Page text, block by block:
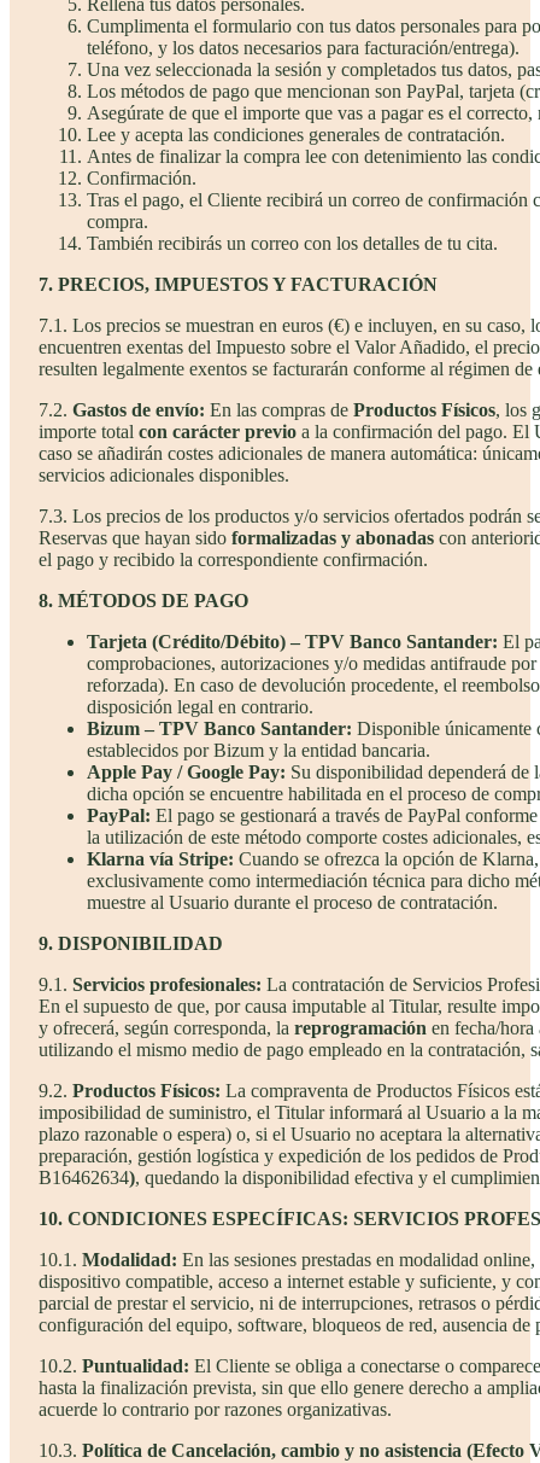
Rellena tus datos personales.
Cumplimenta el formulario con tus datos personales para
teléfono, y los datos necesarios para facturación/entrega).
Una vez seleccionada la sesión y completados tus datos,
Los métodos de pago que mencionan son PayPal, tarjeta
Asegúrate de que el importe que vas a pagar es el
Lee y acepta las condiciones generales de contratación.
Antes de finalizar la compra lee con detenimiento las
Confirmación.
Tras el pago, el Cliente recibirá un correo de
compra.
También recibirás un correo con los detalles de tu cita.
7. PRECIOS, IMPUESTOS Y FACTURACIÓN
7.1. Los precios se muestran en euros (€) e incluyen, en su
encuentren exentas del Impuesto sobre el Valor Añadido, el
resulten legalmente exentos se facturarán conforme al régimen
7.2. Gastos de envío: En las compras de Productos Físicos, los
importe total con carácter previo a la confirmación del pago. El
caso se añadirán costes adicionales de manera automática:
servicios adicionales disponibles.
7.3. Los precios de los productos y/o servicios ofertados
Reservas que hayan sido formalizadas y abonadas con
el pago y recibido la correspondiente confirmación.
8. MÉTODOS DE PAGO
Tarjeta (Crédito/Débito) – TPV Banco Santander: El
comprobaciones, autorizaciones y/o medidas antifraude
reforzada). En caso de devolución procedente, el
disposición legal en contrario.
Bizum – TPV Banco Santander: Disponible únicamente
establecidos por Bizum y la entidad bancaria.
Apple Pay / Google Pay: Su disponibilidad dependerá de
dicha opción se encuentre habilitada en el proceso de
PayPal: El pago se gestionará a través de PayPal
la utilización de este método comporte costes adicionales,
Klarna vía Stripe: Cuando se ofrezca la opción de
exclusivamente como intermediación técnica para dicho
muestre al Usuario durante el proceso de contratación.
9. DISPONIBILIDAD
9.1. Servicios profesionales: La contratación de Servicios
En el supuesto de que, por causa imputable al Titular, resulte
y ofrecerá, según corresponda, la reprogramación en fecha/
utilizando el mismo medio de pago empleado en la
9.2. Productos Físicos: La compraventa de Productos Físicos
imposibilidad de suministro, el Titular informará al Usuario a la
plazo razonable o espera) o, si el Usuario no aceptara la
preparación, gestión logística y expedición de los pedidos de
B16462634), quedando la disponibilidad efectiva y el
10. CONDICIONES ESPECÍFICAS: SERVICIOS
10.1. Modalidad: En las sesiones prestadas en modalidad
dispositivo compatible, acceso a internet estable y suficiente, y
parcial de prestar el servicio, ni de interrupciones, retrasos o
configuración del equipo, software, bloqueos de red, ausencia de
10.2. Puntualidad: El Cliente se obliga a conectarse o
hasta la finalización prevista, sin que ello genere derecho a
acuerde lo contrario por razones organizativas.
10.3. Política de Cancelación, cambio y no asistencia (Efecto